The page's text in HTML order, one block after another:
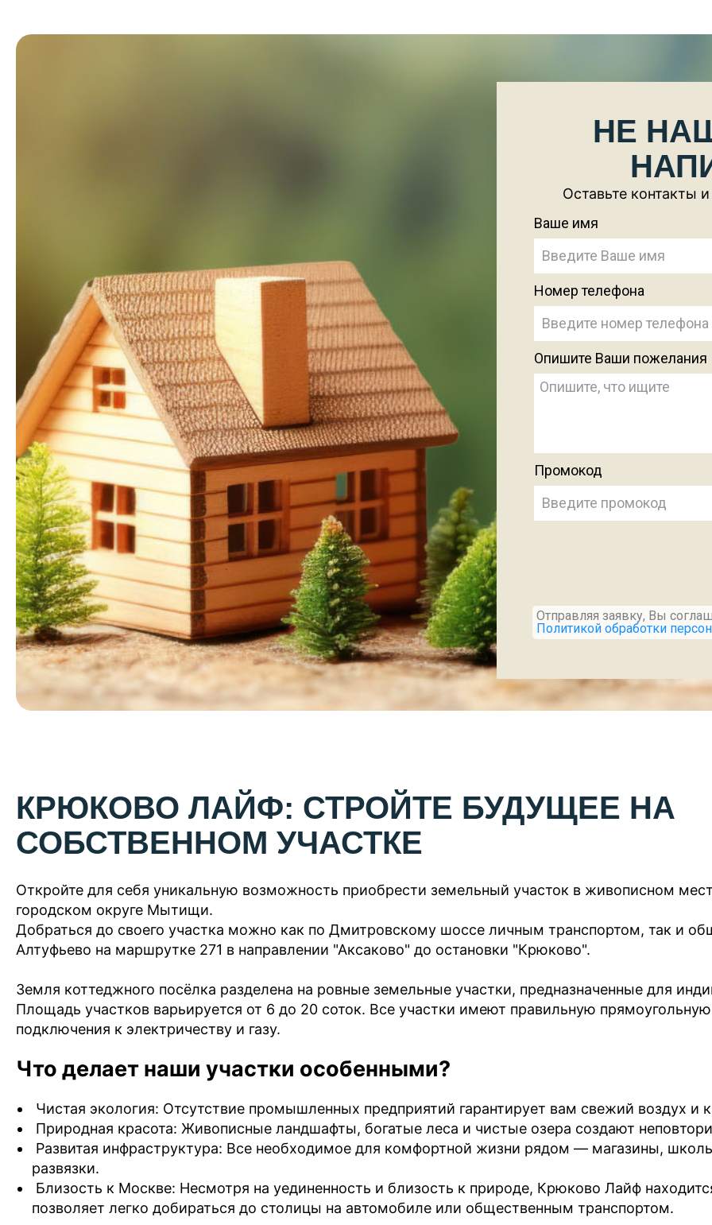
НЕ
Оставьте контакты
Ваше имя
Номер телефона
Опишите Ваши пожелания
Промокод
Отправляя заявку, Вы
Политикой обработки
КРЮКОВО ЛАЙФ: СТРОЙТЕ БУДУЩЕЕ НА
СОБСТВЕННОМ УЧАСТКЕ
Откройте для себя уникальную возможность приобрести земельный участок в живописном
городском округе Мытищи.
Добраться до своего участка можно как по Дмитровскому шоссе личным транспортом, так и
Алтуфьево на маршрутке 271 в направлении "Аксаково" до остановки "Крюково".
Земля коттеджного посёлка разделена на ровные земельные участки, предназначенные для
Площадь участков варьируется от 6 до 20 соток. Все участки имеют правильную
подключения к электричеству и газу.
Что делает наши участки особенными?
Чистая экология: Отсутствие промышленных предприятий гарантирует вам свежий воздух и
Природная красота: Живописные ландшафты, богатые леса и чистые озера создают
Развитая инфраструктура: Все необходимое для комфортной жизни рядом — магазины,
развязки.
Близость к Москве: Несмотря на уединенность и близость к природе, Крюково Лайф
позволяет легко добираться до столицы на автомобиле или общественным транспортом.